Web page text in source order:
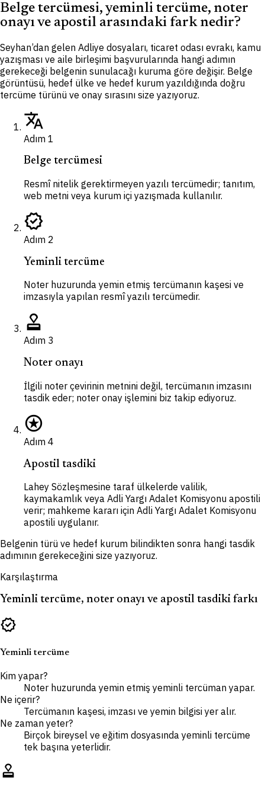
Belge tercümesi, yeminli tercüme, noter
onayı ve apostil arasındaki fark nedir?
Seyhan’dan gelen Adliye dosyaları, ticaret odası evrakı, kamu
yazışması ve aile birleşimi başvurularında hangi adımın
gerekeceği belgenin sunulacağı kuruma göre değişir. Belge
görüntüsü, hedef ülke ve hedef kurum yazıldığında doğru
tercüme türünü ve onay sırasını size yazıyoruz.
translate
Adım 1
Belge tercümesi
Resmî nitelik gerektirmeyen yazılı tercümedir; tanıtım,
web metni veya kurum içi yazışmada kullanılır.
verified
Adım 2
Yeminli tercüme
Noter huzurunda yemin etmiş tercümanın kaşesi ve
imzasıyla yapılan resmî yazılı tercümedir.
approval
Adım 3
Noter onayı
İlgili noter çevirinin metnini değil, tercümanın imzasını
tasdik eder; noter onay işlemini biz takip ediyoruz.
stars
Adım 4
Apostil tasdiki
Lahey Sözleşmesine taraf ülkelerde valilik,
kaymakamlık veya Adli Yargı Adalet Komisyonu apostili
verir; mahkeme kararı için Adli Yargı Adalet Komisyonu
apostili uygulanır.
Belgenin türü ve hedef kurum bilindikten sonra hangi tasdik
adımının gerekeceğini size yazıyoruz.
Karşılaştırma
Yeminli tercüme, noter onayı ve apostil tasdiki farkı
verified
Yeminli tercüme
Kim yapar?
Noter huzurunda yemin etmiş yeminli tercüman yapar.
Ne içerir?
Tercümanın kaşesi, imzası ve yemin bilgisi yer alır.
Ne zaman yeter?
Birçok bireysel ve eğitim dosyasında yeminli tercüme
tek başına yeterlidir.
approval